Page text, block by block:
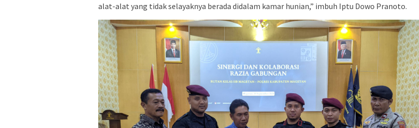
alat-alat yang tidak selayaknya berada didalam kamar hunian,” imbuh Iptu Dowo Pranoto.